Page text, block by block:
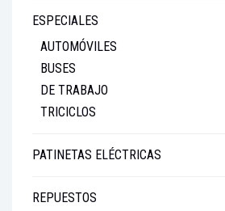
ESPECIALES
AUTOMÓVILES
BUSES
DE TRABAJO
TRICICLOS
PATINETAS ELÉCTRICAS
REPUESTOS